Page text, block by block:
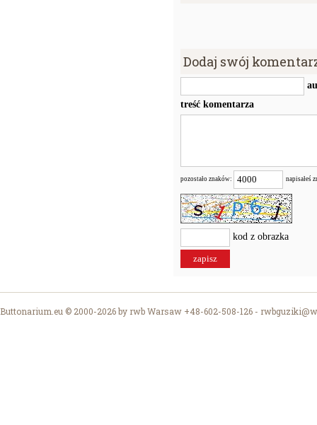
Dodaj swój
treść komentarza
pozostało znaków: napisałeś
kod z obrazka
Buttonarium.eu © 2000-2026 by rwb Warsaw +48-602-508-126 -